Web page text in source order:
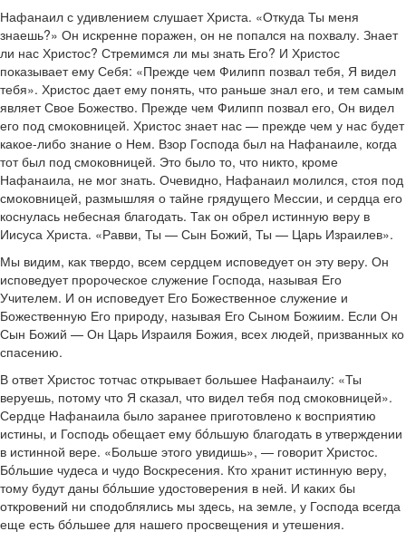
Нафанаил с удивлением слушает Христа. «Откуда Ты меня
знаешь?» Он искренне поражен, он не попался на похвалу. Знает
ли нас Христос? Стремимся ли мы знать Его? И Христос
показывает ему Себя: «Прежде чем Филипп позвал тебя, Я видел
тебя». Христос дает ему понять, что раньше знал его, и тем самым
являет Свое Божество. Прежде чем Филипп позвал его, Он видел
его под смоковницей. Христос знает нас — прежде чем у нас будет
какое-либо знание о Нем. Взор Господа был на Нафанаиле, когда
тот был под смоковницей. Это было то, что никто, кроме
Нафанаила, не мог знать. Очевидно, Нафанаил молился, стоя под
смоковницей, размышляя о тайне грядущего Мессии, и сердца его
коснулась небесная благодать. Так он обрел истинную веру в
Иисуса Христа. «Равви, Ты — Сын Божий, Ты — Царь Израилев».
Мы видим, как твердо, всем сердцем исповедует он эту веру. Он
исповедует пророческое служение Господа, называя Его
Учителем. И он исповедует Его Божественное служение и
Божественную Его природу, называя Его Сыном Божиим. Если Он
Сын Божий — Он Царь Израиля Божия, всех людей, призванных ко
спасению.
В ответ Христос тотчас открывает большее Нафанаилу: «Ты
веруешь, потому что Я сказал, что видел тебя под смоковницей».
Сердце Нафанаила было заранее приготовлено к восприятию
истины, и Господь обещает ему бóльшую благодать в утверждении
в истинной вере. «Больше этого увидишь», — говорит Христос.
Бóльшие чудеса и чудо Воскресения. Кто хранит истинную веру,
тому будут даны бóльшие удостоверения в ней. И каких бы
откровений ни сподоблялись мы здесь, на земле, у Господа всегда
еще есть бóльшее для нашего просвещения и утешения.